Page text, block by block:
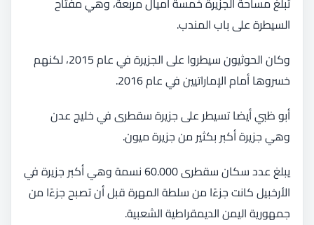
السيطرة على باب المندب.
وكان الحوثيون سيطروا على الجزيرة في عام 2015، لكنهم
خسروها أمام الإماراتيين في عام 2016.
أبو ظبي أيضا تسيطر على جزيرة سقطرى في خليج عدن
وهي جزيرة أكبر بكثير من جزيرة ميون.
يبلغ عدد سكان سقطرى 60.000 نسمة وهي أكبر جزيرة في
الأرخبيل كانت جزءًا من سلطة المهرة قبل أن تصبح جزءًا من
جمهورية اليمن الديمقراطية الشعبية.